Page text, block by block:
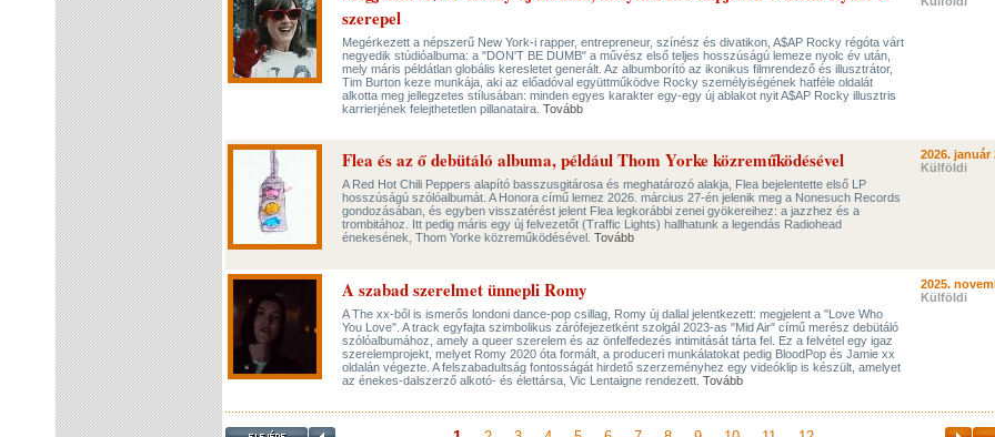
szerepel
Megérkezett a népszerű New York-i rapper, entrepreneur, színész és divatikon, A$AP Rocky régóta várt
negyedik stúdióalbuma: a "DON'T BE DUMB" a művész első teljes hosszúságú lemeze nyolc év után,
mely máris példátlan globális keresletet generált. Az albumborító az ikonikus filmrendező és illusztrátor,
Tim Burton keze munkája, aki az előadóval együttműködve Rocky személyiségének hatféle oldalát
alkotta meg jellegzetes stílusában: minden egyes karakter egy-egy új ablakot nyit A$AP Rocky illusztris
karrierjének felejthetetlen pillanataira. Tovább
Flea és az ő debütáló albuma, például Thom Yorke közreműködésével
A Red Hot Chili Peppers alapító basszusgitárosa és meghatározó alakja, Flea bejelentette első LP
hosszúságú szólóalbumát. A Honora című lemez 2026. március 27-én jelenik meg a Nonesuch Records
gondozásában, és egyben visszatérést jelent Flea legkorábbi zenei gyökereihez: a jazzhez és a
trombitához. Itt pedig máris egy új felvezetőt (Traffic Lights) hallhatunk a legendás Radiohead
énekesének, Thom Yorke közreműködésével. Tovább
2026. január
Külföldi
A szabad szerelmet ünnepli Romy
A The xx-ből is ismerős londoni dance-pop csillag, Romy új dallal jelentkezett: megjelent a "Love Who
You Love". A track egyfajta szimbolikus zárófejezetként szolgál 2023-as "Mid Air" című merész debütáló
szólóalbumához, amely a queer szerelem és az önfelfedezés intimitását tárta fel. Ez a felvétel egy igaz
szerelemprojekt, melyet Romy 2020 óta formált, a produceri munkálatokat pedig BloodPop és Jamie xx
oldalán végezte. A felszabadultság fontosságát hirdető szerzeményhez egy videóklip is készült, amelyet
az énekes-dalszerző alkotó- és élettársa, Vic Lentaigne rendezett. Tovább
2025.
Külföldi